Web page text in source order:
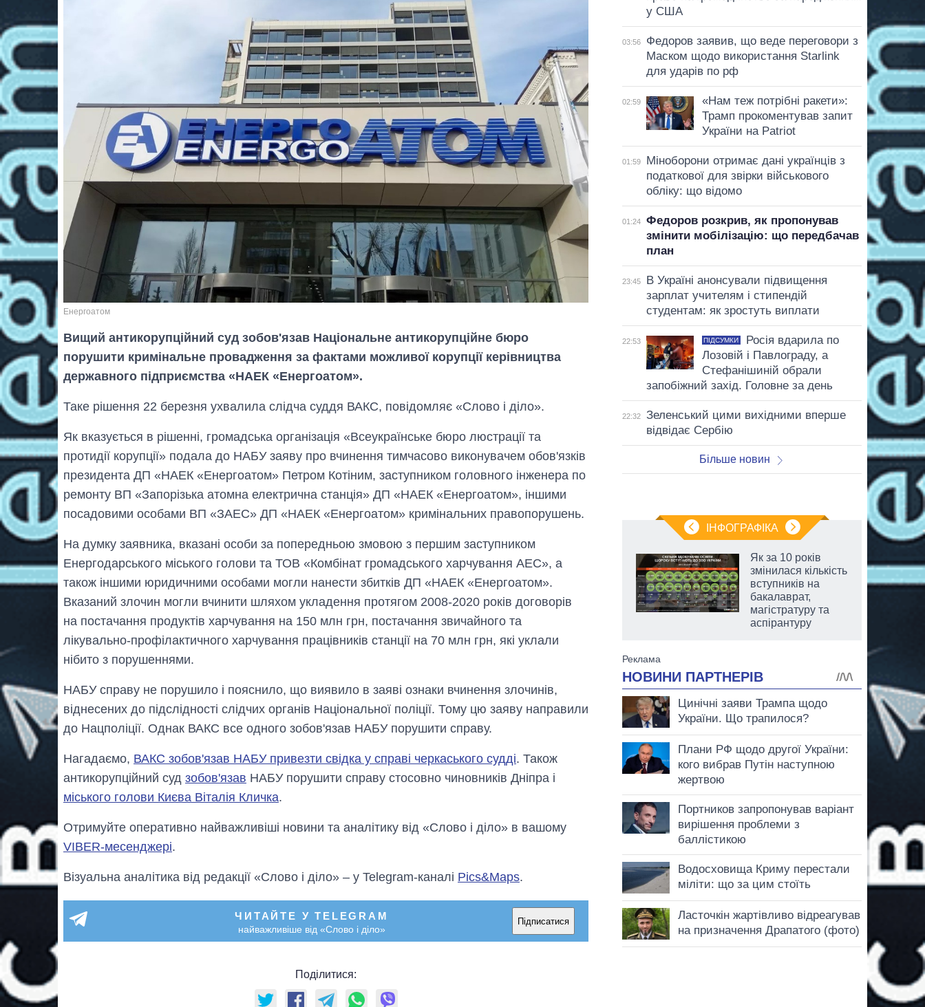
Енергоатом
Вищий антикорупційний суд зобов'язав Національне антикорупційне бюро
порушити кримінальне провадження за фактами можливої корупції керівництва
державного підприємства «НАЕК «Енергоатом».
Таке рішення 22 березня ухвалила слідча суддя ВАКС, повідомляє «Слово і діло».
Як вказується в рішенні, громадська організація «Всеукраїнське бюро люстрації та
протидії корупції» подала до НАБУ заяву про вчинення тимчасово виконувачем обов'язків
президента ДП «НАЕК «Енергоатом» Петром Котіним, заступником головного інженера по
ремонту ВП «Запорізька атомна електрична станція» ДП «НАЕК «Енергоатом», іншими
посадовими особами ВП «ЗАЕС» ДП «НАЕК «Енергоатом» кримінальних правопорушень.
На думку заявника, вказані особи за попередньою змовою з першим заступником
Енергодарського міського голови та ТОВ «Комбінат громадського харчування АЕС», а
також іншими юридичними особами могли нанести збитків ДП «НАЕК «Енергоатом».
Вказаний злочин могли вчинити шляхом укладення протягом 2008-2020 років договорів
на постачання продуктів харчування на 150 млн грн, постачання звичайного та
лікувально-профілактичного харчування працівників станції на 70 млн грн, які уклали
нібито з порушеннями.
НАБУ справу не порушило і пояснило, що виявило в заяві ознаки вчинення злочинів,
віднесених до підслідності слідчих органів Національної поліції. Тому цю заяву направили
до Нацполіції. Однак ВАКС все одного зобов'язав НАБУ порушити справу.
Нагадаємо, ВАКС зобов'язав НАБУ привезти свідка у справі черкаського судді. Також
антикорупційний суд зобов'язав НАБУ порушити справу стосовно чиновників Дніпра і
міського голови Києва Віталія Кличка.
Отримуйте оперативно найважливіші новини та аналітику від «Слово і діло» в вашому
VIBER-месенджері.
Візуальна аналітика від редакції «Слово і діло» – у Telegram-каналі Pics&Maps.
ЧИТАЙТЕ У TELEGRAM
найважливіше від «Слово і діло»
Підписатися
Поділитися:
у США
03:56
Федоров заявив, що веде переговори з
Маском щодо використання Starlink
для ударів по рф
02:59
«Нам теж потрібні ракети»:
Трамп прокоментував запит
України на Patriot
01:59
Міноборони отримає дані українців з
податкової для звірки військового
обліку: що відомо
01:24
Федоров розкрив, як пропонував
змінити мобілізацію: що передбачав
план
23:45
В Україні анонсували підвищення
зарплат учителям і стипендій
студентам: як зростуть виплати
22:53 ПІДСУМКИ
Росія вдарила по
Лозовій і Павлограду, а
Стефанішиній обрали
запобіжний захід. Головне за день
22:32
Зеленський цими вихідними вперше
відвідає Сербію
Більше новин
ІНФОГРАФІКА
Скільки картоплі
вирощували в
Україні до і під час
великої війни
Як за 10 років
змінилася кількість
вступників на
бакалаврат,
магістратуру та
аспірантуру